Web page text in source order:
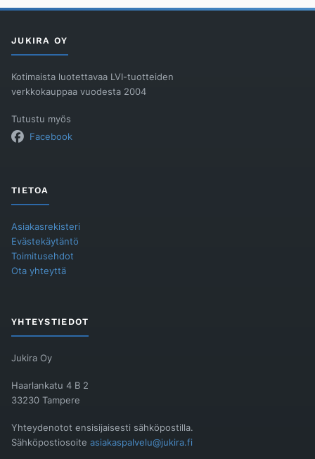
10,
JUKIRA OY
Kotimaista luotettavaa LVI-tuotteiden
verkkokauppaa vuodesta 2004
Tutustu myös
Facebook
TIETOA
Asiakasrekisteri
Evästekäytäntö
Toimitusehdot
Ota yhteyttä
YHTEYSTIEDOT
Jukira Oy
Haarlankatu 4 B 2
33230 Tampere
Yhteydenotot ensisijaisesti sähköpostilla.
Sähköpostiosoite asiakaspalvelu@jukira.fi